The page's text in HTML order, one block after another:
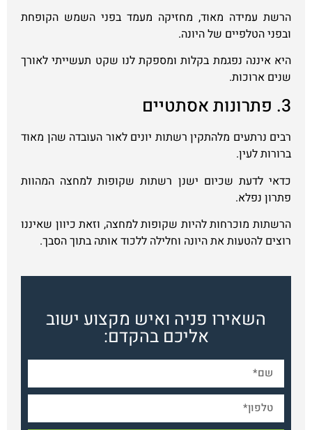
הרשת עמידה מאוד, מחזיקה מעמד בפני השמש הקופחת
ובפני הטלפיים של היונה.
היא איננה נפגמת בקלות ומספקת לנו שקט תעשייתי לאורך
שנים ארוכות.
3. פתרונות אסתטיים
רבים נרתעים מלהתקין רשתות יונים לאור העובדה שהן מאוד
ברורות לעין.
כדאי לדעת שכיום ישנן רשתות שקופות למחצה המהוות
פתרון נפלא.
הרשתות מוכרחות להיות שקופות למחצה, וזאת כיוון שאיננו
רוצים להטעות את היונה וחלילה ללכוד אותה בתוך הסבך.
השאירו פניה ואיש מקצוע ישוב
אליכם בהקדם: